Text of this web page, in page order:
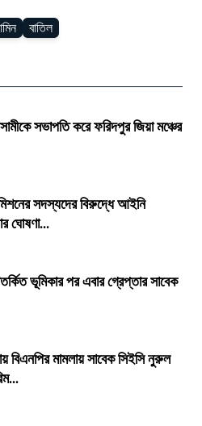
বাতিল
সভাপতি করে ফরিদপুর জিয়া মঞ্চের
সদস্যদের বিরুদ্ধে আইনি
ঘোষণা...
ভূমিকার পর এবার গ্রেপ্তার সাবেক
বিএনপির মামলায় সাবেক সিইসি নুরুল